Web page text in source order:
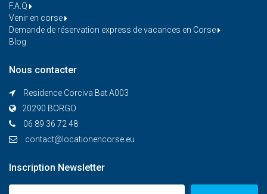
F.A.Q
Venir en corse
Demande de réservation express de vacances en Corse
Blog
Nous contacter
Residence Corciva Bat A003
20290 BORGO
06 89 36 72 48
contact@locationencorse.eu
Inscription Newsletter